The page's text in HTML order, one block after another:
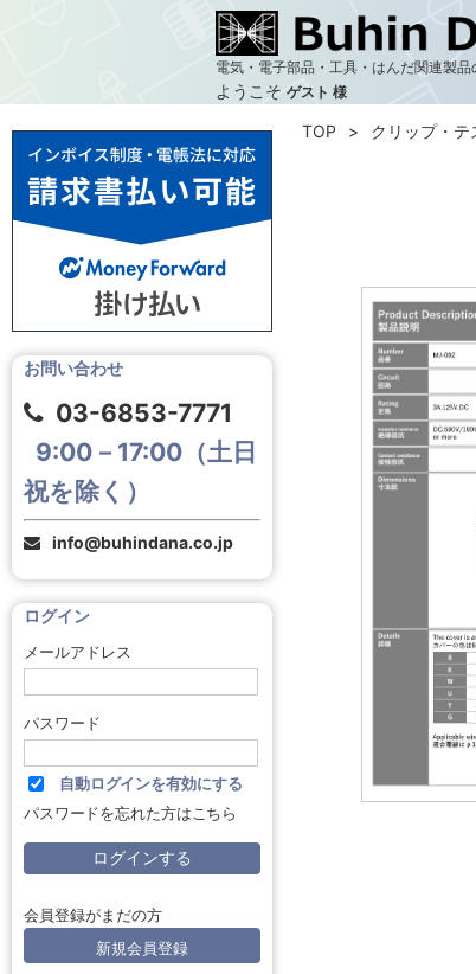
電気・電子部品・工具・はんだ関連製品
ようこそ ゲスト 様
お問い合わせ
03-6853-7771
9:00－17:00（土日
祝を除く）
info@buhindana.co.jp
ログイン
メールアドレス
パスワード
自動ログインを有効にする
パスワードを忘れた方はこちら
会員登録がまだの方
新規会員登録
TOP クリップ・テ